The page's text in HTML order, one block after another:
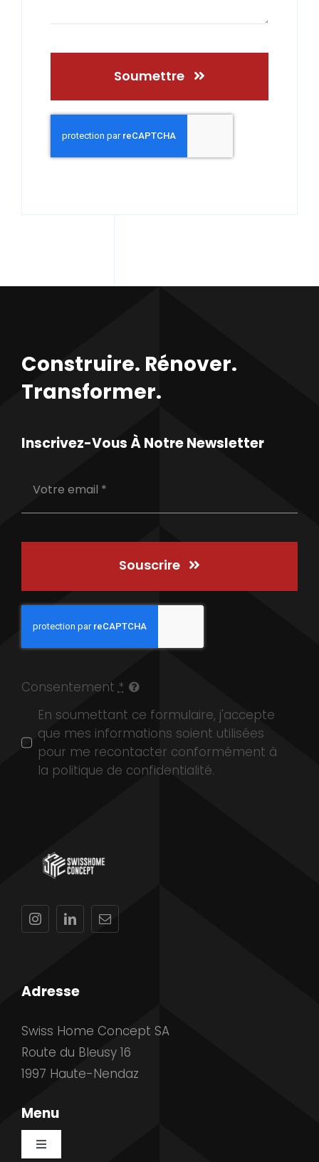
Soumettre
Construire. Rénover.
Transformer.
Inscrivez-Vous À Notre Newsletter
Souscrire
Consentement*
En soumettant ce formulaire, j'accepte
que mes informations soient utilisées
pour me recontacter conformément à
la politique de confidentialité.
Adresse
Swiss Home Concept SA
Route du Bleusy 16
1997 Haute-Nendaz
Menu
Toggle